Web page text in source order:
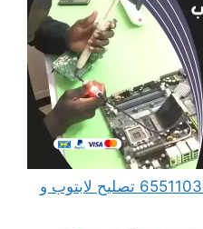
مهندس كمبيوتر النويصيب 65511033 تصليح لابتوب و